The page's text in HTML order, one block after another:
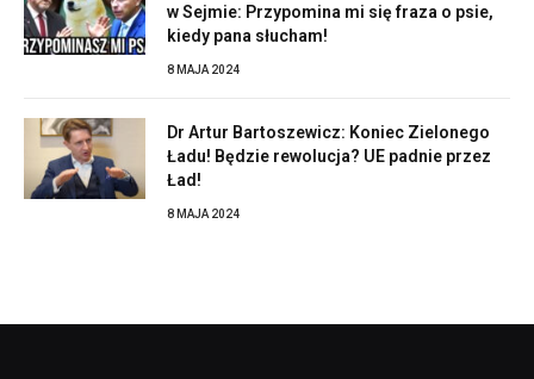
w Sejmie: Przypomina mi się fraza o psie,
kiedy pana słucham!
8 MAJA 2024
Dr Artur Bartoszewicz: Koniec Zielonego
Ładu! Będzie rewolucja? UE padnie przez
Ład!
8 MAJA 2024